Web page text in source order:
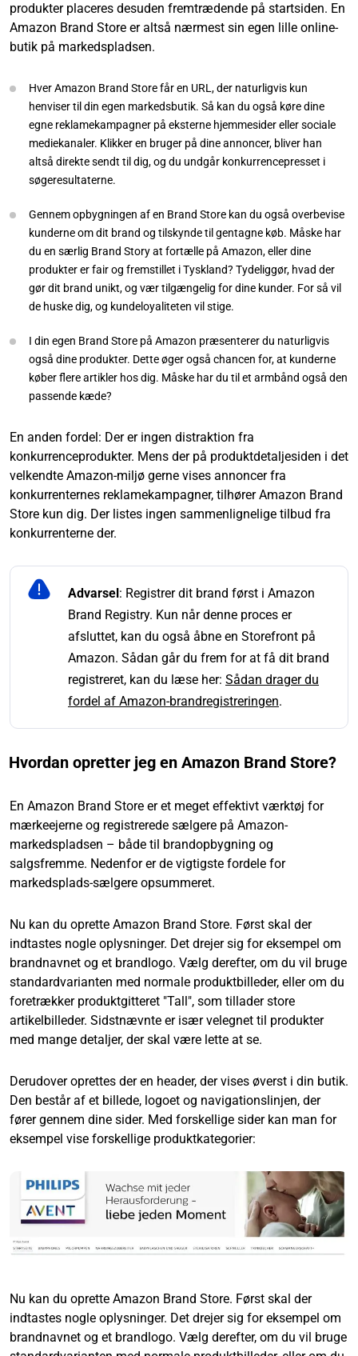
produkter placeres desuden fremtrædende på startsiden. En
Amazon Brand Store er altså nærmest sin egen lille online-
butik på markedspladsen.
Hver Amazon Brand Store får en URL, der naturligvis kun
henviser til din egen markedsbutik. Så kan du også køre dine
egne reklamekampagner på eksterne hjemmesider eller sociale
mediekanaler. Klikker en bruger på dine annoncer, bliver han
altså direkte sendt til dig, og du undgår konkurrencepresset i
søgeresultaterne.
Gennem opbygningen af en Brand Store kan du også overbevise
kunderne om dit brand og tilskynde til gentagne køb. Måske har
du en særlig Brand Story at fortælle på Amazon, eller dine
produkter er fair og fremstillet i Tyskland? Tydeliggør, hvad der
gør dit brand unikt, og vær tilgængelig for dine kunder. For så vil
de huske dig, og kundeloyaliteten vil stige.
I din egen Brand Store på Amazon præsenterer du naturligvis
også dine produkter. Dette øger også chancen for, at kunderne
køber flere artikler hos dig. Måske har du til et armbånd også den
passende kæde?
En anden fordel: Der er ingen distraktion fra
konkurrenceprodukter. Mens der på produktdetaljesiden i det
velkendte Amazon-miljø gerne vises annoncer fra
konkurrenternes reklamekampagner, tilhører Amazon Brand
Store kun dig. Der listes ingen sammenlignelige tilbud fra
konkurrenterne der.
Advarsel: Registrer dit brand først i Amazon
Brand Registry. Kun når denne proces er
afsluttet, kan du også åbne en Storefront på
Amazon. Sådan går du frem for at få dit brand
registreret, kan du læse her: Sådan drager du
fordel af Amazon-brandregistreringen.
Hvordan opretter jeg en Amazon Brand Store?
En Amazon Brand Store er et meget effektivt værktøj for
mærkeejerne og registrerede sælgere på Amazon-
markedspladsen – både til brandopbygning og
salgsfremme. Nedenfor er de vigtigste fordele for
markedsplads-sælgere opsummeret.
Nu kan du oprette Amazon Brand Store. Først skal der
indtastes nogle oplysninger. Det drejer sig for eksempel om
brandnavnet og et brandlogo. Vælg derefter, om du vil bruge
standardvarianten med normale produktbilleder, eller om du
foretrækker produktgitteret "Tall", som tillader store
artikelbilleder. Sidstnævnte er især velegnet til produkter
med mange detaljer, der skal være lette at se.
Derudover oprettes der en header, der vises øverst i din butik.
Den består af et billede, logoet og navigationslinjen, der
fører gennem dine sider. Med forskellige sider kan man for
eksempel vise forskellige produktkategorier:
Nu kan du oprette Amazon Brand Store. Først skal der
indtastes nogle oplysninger. Det drejer sig for eksempel om
brandnavnet og et brandlogo. Vælg derefter, om du vil bruge